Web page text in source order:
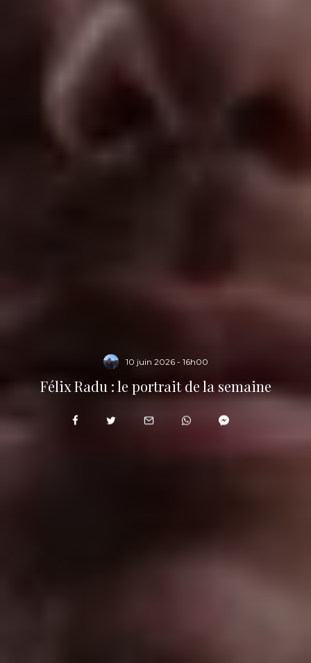
10 juin 2026 - 16h00
Félix Radu : le portrait de la semaine